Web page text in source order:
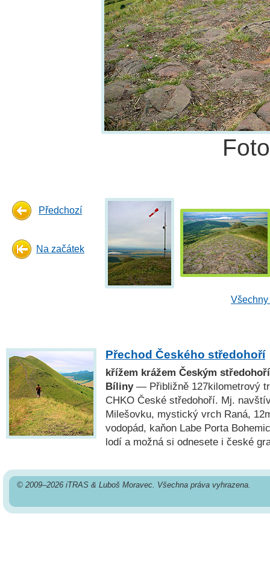
Předchozí
Na začátek
Přechod Českého středohoří
křížem krážem Českým
Bíliny— Přibližně 127kilometrový
CHKO České středohoří. Mj.
Milešovku, mystický vrch Raná,
vodopád, kaňon Labe Porta
lodí a možná si odnesete i české
© 2009–2026 iTRAS & Luboš Moravec. Všechna práva vyhrazena.